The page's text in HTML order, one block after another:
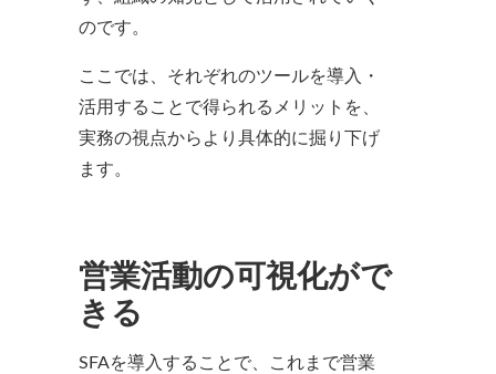
のです。
ここでは、それぞれのツールを導入・
活用することで得られるメリットを、
実務の視点からより具体的に掘り下げ
ます。
営業活動の可視化がで
きる
SFAを導入することで、これまで営業